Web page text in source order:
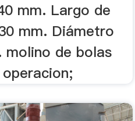
mm. Largo de
mm. Diámetro
molino de bolas